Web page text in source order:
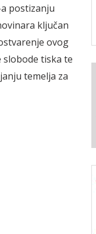
postizanju
ključan
ovog
tiska te
temelja za